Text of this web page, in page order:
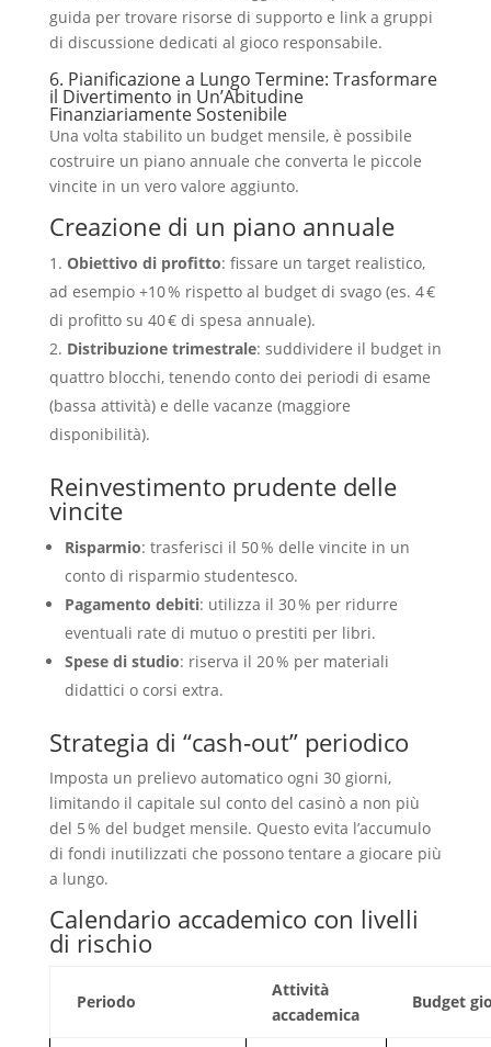
guida per trovare risorse di supporto e link a gruppi
di discussione dedicati al gioco responsabile.
6. Pianificazione a Lungo Termine: Trasformare
il Divertimento in Un’Abitudine
Finanziariamente Sostenibile
Una volta stabilito un budget mensile, è possibile
costruire un piano annuale che converta le piccole
vincite in un vero valore aggiunto.
Creazione di un piano annuale
Obiettivo di profitto: fissare un target realistico,
ad esempio +10 % rispetto al budget di svago (es. 4 €
di profitto su 40 € di spesa annuale).
Distribuzione trimestrale: suddividere il budget in
quattro blocchi, tenendo conto dei periodi di esame
(bassa attività) e delle vacanze (maggiore
disponibilità).
Reinvestimento prudente delle
vincite
Risparmio: trasferisci il 50 % delle vincite in un
conto di risparmio studentesco.
Pagamento debiti: utilizza il 30 % per ridurre
eventuali rate di mutuo o prestiti per libri.
Spese di studio: riserva il 20 % per materiali
didattici o corsi extra.
Strategia di “cash‑out” periodico
Imposta un prelievo automatico ogni 30 giorni,
limitando il capitale sul conto del casinò a non più
del 5 % del budget mensile. Questo evita l’accumulo
di fondi inutilizzati che possono tentare a giocare più
a lungo.
Calendario accademico con livelli
di rischio
Periodo
Attività
accademica
Budget